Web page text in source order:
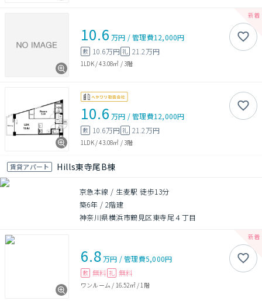
10.6 万円 /管理費12,000円
敷 10.6万円 礼 21.2万円
1LDK/43.08㎡ /3階
10.6 万円 /管理費12,000円
敷 10.6万円 礼 21.2万円
1LDK/43.08㎡ /3階
賃貸アパート Hills東寺尾B棟
京急本線 / 生麦駅 徒歩13分
築6年 / 2階建
神奈川県横浜市鶴見区東寺尾４丁目
6.8万円 /管理費5,000円
敷 無料 礼 無料
ワンルーム / 16.52㎡/ 1階